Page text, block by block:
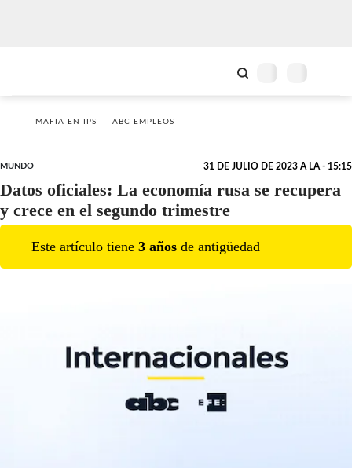
MAFIA EN IPS ABC EMPLEOS
MUNDO 31 DE JULIO DE 2023 A LA - 15:15
Datos oficiales: La economía rusa se recupera
y crece en el segundo trimestre
Este artículo tiene 3 años de antigüedad